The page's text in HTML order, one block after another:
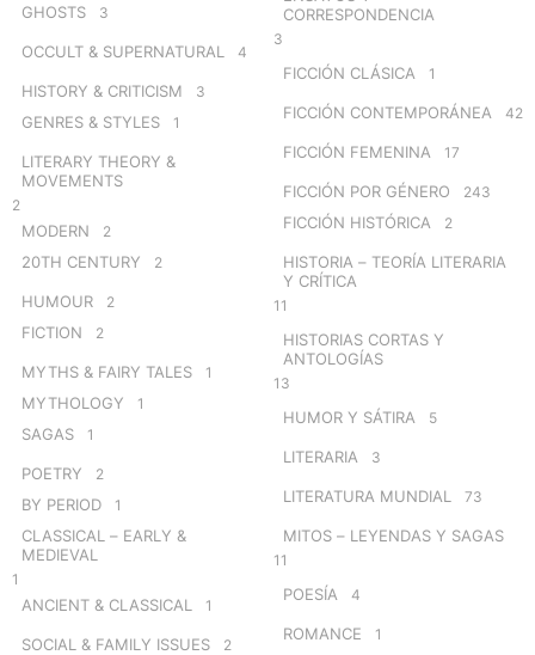
GHOSTS 3
OCCULT & SUPERNATURAL 4
HISTORY & CRITICISM 3
GENRES & STYLES 1
LITERARY THEORY &
MOVEMENTS
2
MODERN 2
20TH CENTURY 2
HUMOUR 2
FICTION 2
MYTHS & FAIRY TALES 1
MYTHOLOGY 1
SAGAS 1
POETRY 2
BY PERIOD 1
CLASSICAL – EARLY &
MEDIEVAL
1
ANCIENT & CLASSICAL 1
SOCIAL & FAMILY ISSUES 2
CORRESPONDENCIA
3
FICCIÓN CLÁSICA 1
FICCIÓN CONTEMPORÁNEA 42
FICCIÓN FEMENINA 17
FICCIÓN POR GÉNERO 243
FICCIÓN HISTÓRICA 2
HISTORIA – TEORÍA LITERARIA
Y CRÍTICA
11
HISTORIAS CORTAS Y
ANTOLOGÍAS
13
HUMOR Y SÁTIRA 5
LITERARIA 3
LITERATURA MUNDIAL 73
MITOS – LEYENDAS Y SAGAS
11
POESÍA 4
ROMANCE 1